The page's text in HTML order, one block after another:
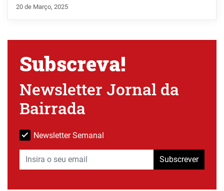
20 de Março, 2025
Subscreva!
Newsletter Jornal da
Bairrada
Newsletter Semanal
Subscrever